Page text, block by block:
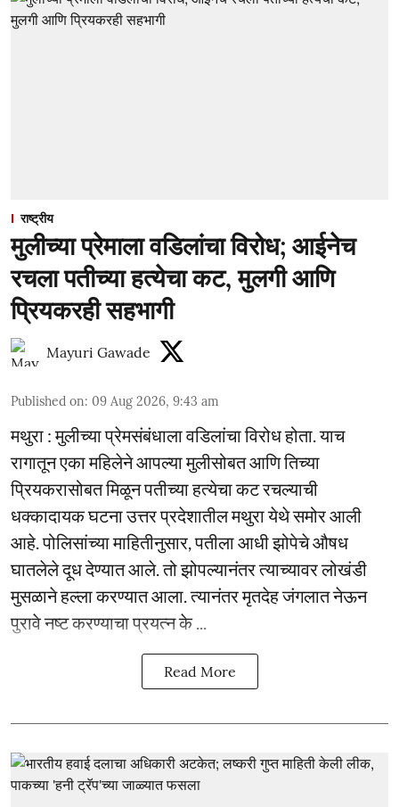
राष्ट्रीय
मुलीच्या प्रेमाला वडिलांचा विरोध; आईनेच
रचला पतीच्या हत्येचा कट, मुलगी आणि
प्रियकरही सहभागी
Mayuri Gawade
Published on: 09 Aug 2026, 9:43 am
मथुरा : मुलीच्या प्रेमसंबंधाला वडिलांचा विरोध होता. याच
रागातून एका महिलेने आपल्या मुलीसोबत आणि तिच्या
प्रियकरासोबत मिळून पतीच्या हत्येचा कट रचल्याची
धक्कादायक घटना उत्तर प्रदेशातील मथुरा येथे समोर आली
आहे. पोलिसांच्या माहितीनुसार, पतीला आधी झोपेचे औषध
घातलेले दूध देण्यात आले. तो झोपल्यानंतर त्याच्यावर लोखंडी
मुसळाने हल्ला करण्यात आला. त्यानंतर मृतदेह जंगलात नेऊन
पुरावे नष्ट करण्याचा प्रयत्न के ...
Read More